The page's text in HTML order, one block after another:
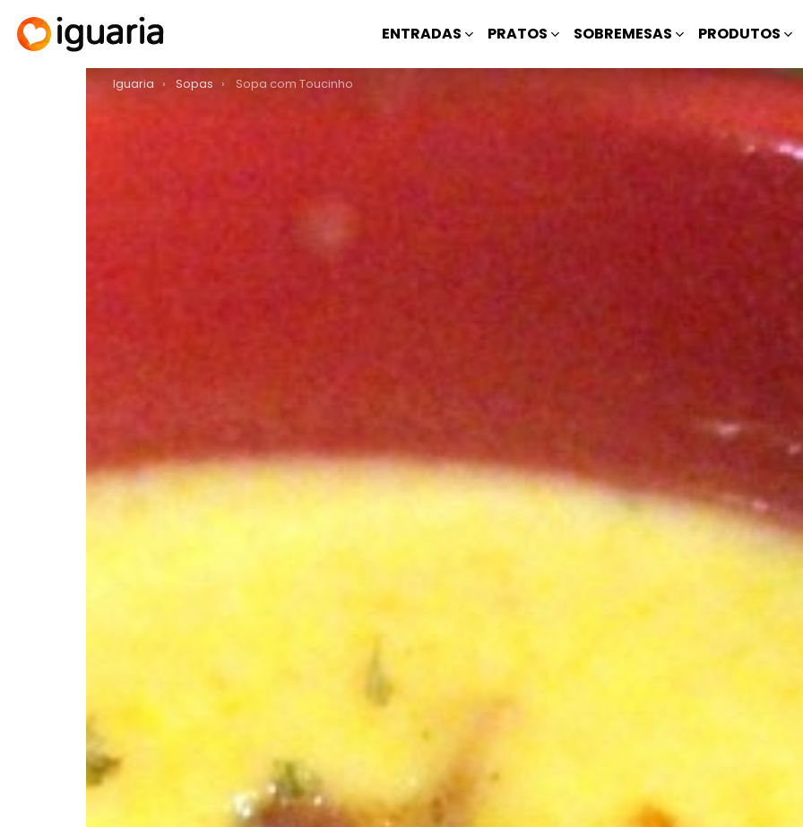
ENTRADAS PRATOS SOBREMESAS PRODUTOS
You are here:
Iguaria Sopas Sopa com Toucinho